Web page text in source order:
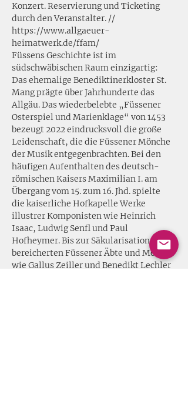
Konzert. Reservierung und Ticketing
durch den Veranstalter. //
https://www.allgaeuer-
heimatwerk.de/ffam/
Füssens Geschichte ist im
südschwäbischen Raum einzigartig:
Das ehemalige Benediktinerkloster St.
Mang prägte über Jahrhunderte das
Allgäu. Das wiederbelebte „Füssener
Osterspiel und Marienklage“ von 1453
bezeugt 2022 eindrucksvoll die große
Leidenschaft, die die Füssener Mönche
der Musik entgegenbrachten. Bei den
häufigen Aufenthalten des deutsch-
römischen Kaisers Maximilian I. am
Übergang vom 15. zum 16. Jhd. spielte
die kaiserliche Hofkapelle Werke
illustrer Komponisten wie Heinrich
Isaac, Ludwig Senfl und Paul
Hofheymer. Bis zur Säkularisation
bereicherten Füssener Äbte und Mönche
wie Gallus Zeiller und Benedikt Lechler